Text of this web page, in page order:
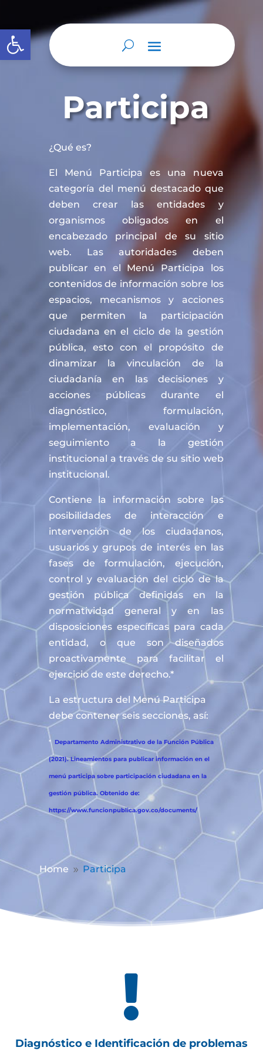
Abrir barra de herramientas
Participa
¿Qué es?
El Menú Participa es una nueva
categoría del menú destacado que
deben crear las entidades y
organismos obligados en el
encabezado principal de su sitio
web. Las autoridades deben
publicar en el Menú Participa los
contenidos de información sobre los
espacios, mecanismos y acciones
que permiten la participación
ciudadana en el ciclo de la gestión
pública, esto con el propósito de
dinamizar la vinculación de la
ciudadanía en las decisiones y
acciones públicas durante el
diagnóstico, formulación,
implementación, evaluación y
seguimiento a la gestión
institucional a través de su sitio web
institucional.
Contiene la información sobre las
posibilidades de interacción e
intervención de los ciudadanos,
usuarios y grupos de interés en las
fases de formulación, ejecución,
control y evaluación del ciclo de la
gestión pública definidas en la
normatividad general y en las
disposiciones específicas para cada
entidad, o que son diseñados
proactivamente para facilitar el
ejercicio de este derecho.*
La estructura del Menú Participa
debe contener seis secciones, así:
* Departamento Administrativo de la Función Pública
(2021). Lineamientos para publicar información en el
menú participa sobre participación ciudadana en la
gestión pública. Obtenido de:
https://www.funcionpublica.gov.co/documents/
Home 9 Participa

Diagnóstico e Identificación de problemas